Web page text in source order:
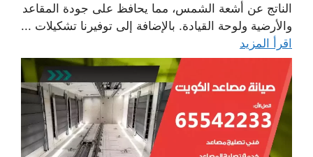
الناتج عن أشعة الشمس، مما يحافظ على جودة المقاعد
والأرضية ولوحة القيادة. بالإضافة إلى توفيرنا تشكيلات ...
اقرأ المزيد